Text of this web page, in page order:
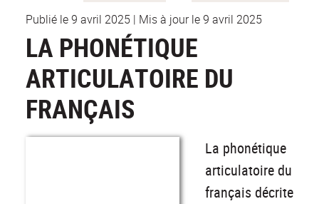
Publié le 9 avril 2025 | Mis à jour le 9 avril 2025
LA PHONÉTIQUE
ARTICULATOIRE DU
FRANÇAIS
La phonétique
articulatoire du
français décrite